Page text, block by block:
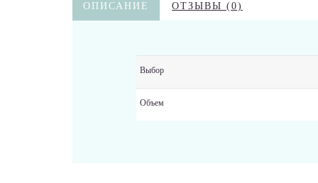
ОПИСАНИЕ ОТЗЫВЫ (0)
Выбор
Объем